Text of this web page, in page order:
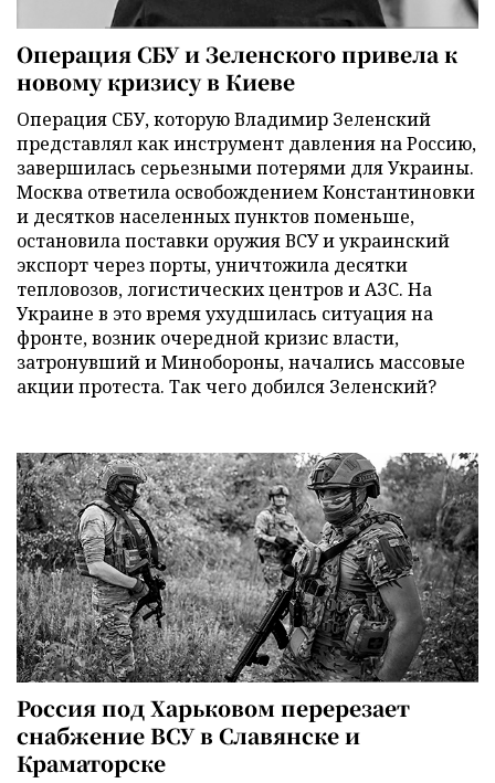
Операция СБУ и Зеленского привела к
новому кризису в Киеве
Операция СБУ, которую Владимир Зеленский
представлял как инструмент давления на Россию,
завершилась серьезными потерями для Украины.
Москва ответила освобождением Константиновки
и десятков населенных пунктов поменьше,
остановила поставки оружия ВСУ и украинский
экспорт через порты, уничтожила десятки
тепловозов, логистических центров и АЗС. На
Украине в это время ухудшилась ситуация на
фронте, возник очередной кризис власти,
затронувший и Минобороны, начались массовые
акции протеста. Так чего добился Зеленский?
Россия под Харьковом перерезает
снабжение ВСУ в Славянске и
Краматорске